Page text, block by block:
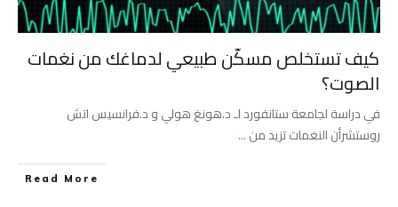
كيف تستخلص مسكّن طبيعي لدماغك من نغمات
الصوت؟
في دراسة لجامعة ستانفورد لـ د.هونغ هولي و د.فرانسيس اتش
روستشرأن النغمات تزيد من...
Read More